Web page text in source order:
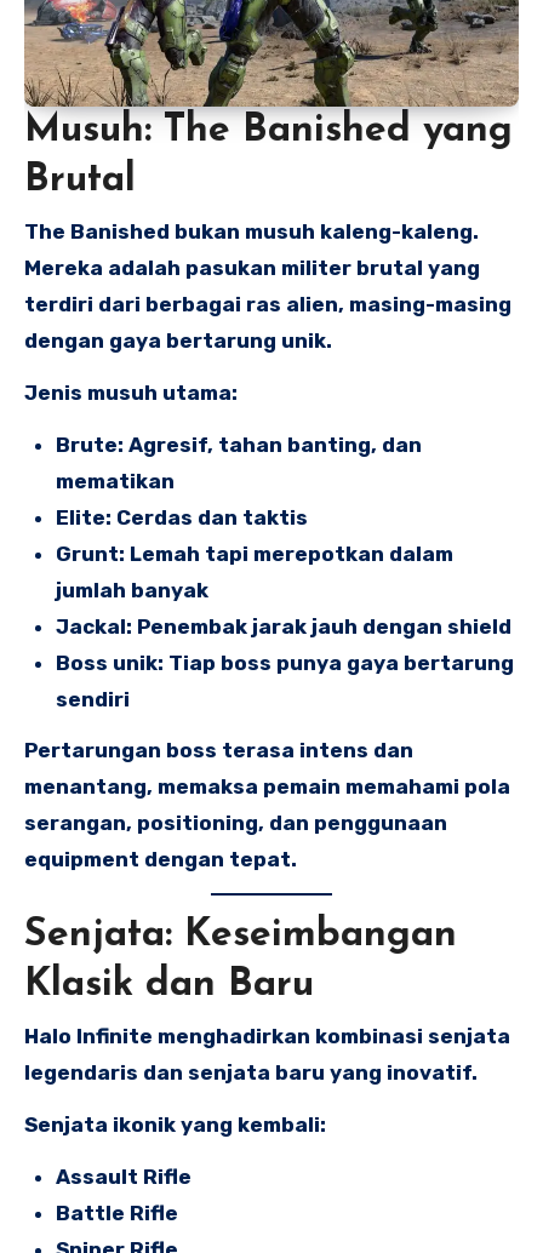
Musuh: The Banished yang
Brutal
The Banished bukan musuh kaleng-kaleng.
Mereka adalah pasukan militer brutal yang
terdiri dari berbagai ras alien, masing-masing
dengan gaya bertarung unik.
Jenis musuh utama:
Brute: Agresif, tahan banting, dan
mematikan
Elite: Cerdas dan taktis
Grunt: Lemah tapi merepotkan dalam
jumlah banyak
Jackal: Penembak jarak jauh dengan shield
Boss unik: Tiap boss punya gaya bertarung
sendiri
Pertarungan boss terasa intens dan
menantang, memaksa pemain memahami pola
serangan, positioning, dan penggunaan
equipment dengan tepat.
Senjata: Keseimbangan
Klasik dan Baru
Halo Infinite menghadirkan kombinasi senjata
legendaris dan senjata baru yang inovatif.
Senjata ikonik yang kembali:
Assault Rifle
Battle Rifle